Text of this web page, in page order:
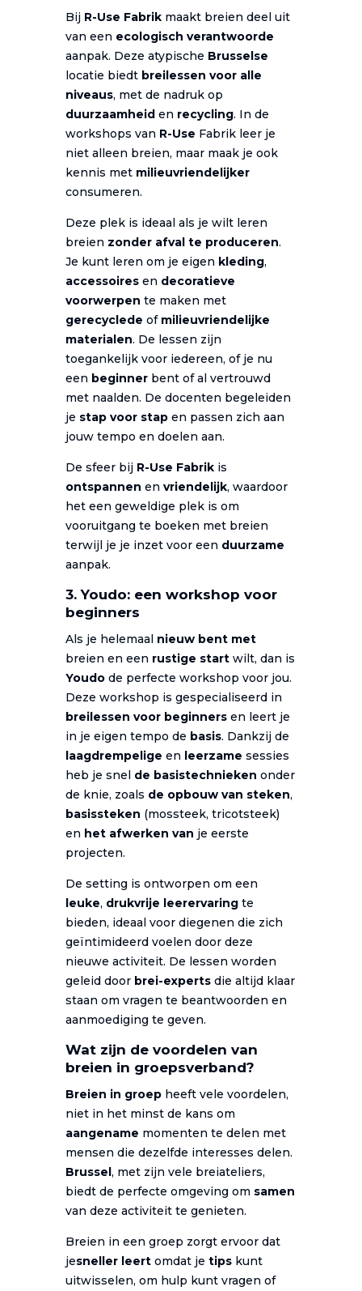
Bij R-Use Fabrikmaakt breien deel uit
van een ecologisch verantwoorde
aanpak. Deze atypische Brusselse
locatie biedt breilessen voor alle
niveaus, met de nadruk op
duurzaamheiden recycling. In de
workshops van R-Use Fabrik leer je
niet alleen breien, maar maak je ook
kennis met milieuvriendelijker
consumeren.
Deze plek is ideaal als je wilt leren
breien zonder afval te produceren.
Je kunt leren om je eigen kleding,
accessoiresen decoratieve
voorwerpen te maken met
gerecyclede of milieuvriendelijke
materialen. De lessen zijn
toegankelijk voor iedereen, of je nu
een beginnerbent of al vertrouwd
met naalden. De docenten begeleiden
je stap voor stapen passen zich aan
jouw tempo en doelen aan.
De sfeer bij R-Use Fabrikis
ontspannen en vriendelijk, waardoor
het een geweldige plek is om
vooruitgang te boeken met breien
terwijl je je inzet voor een duurzame
aanpak.
3. Youdo: een workshop voor
beginners
Als je helemaal nieuw bent met
breien en een rustige startwilt, dan is
Youdode perfecte workshop voor jou.
Deze workshop is gespecialiseerd in
breilessen voor beginnersen leert je
in je eigen tempo de basis. Dankzij de
laagdrempelige en leerzame sessies
heb je snel de basistechnieken onder
de knie, zoals de opbouw van steken,
basissteken (mossteek, tricotsteek)
en het afwerken van je eerste
projecten.
De setting is ontworpen om een
leuke, drukvrije leerervaringte
bieden, ideaal voor diegenen die zich
geïntimideerd voelen door deze
nieuwe activiteit. De lessen worden
geleid door brei-expertsdie altijd klaar
staan om vragen te beantwoorden en
aanmoediging te geven.
Wat zijn de voordelen van
breien in groepsverband?
Breien in groepheeft vele voordelen,
niet in het minst de kans om
aangename momenten te delen met
mensen die dezelfde interesses delen.
Brussel, met zijn vele breiateliers,
biedt de perfecte omgeving om samen
van deze activiteit te genieten.
Breien in een groep zorgt ervoor dat
jesneller leertomdat je tipskunt
uitwisselen, om hulp kunt vragen of